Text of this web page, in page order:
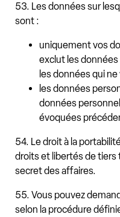
53. Les données sur
sont :
uniquement vos
exclut les
les données qui
les données
données
évoquées
54. Le droit à la
droits et libertés de tiers
secret des affaires.
55. Vous pouvez
selon la procédure